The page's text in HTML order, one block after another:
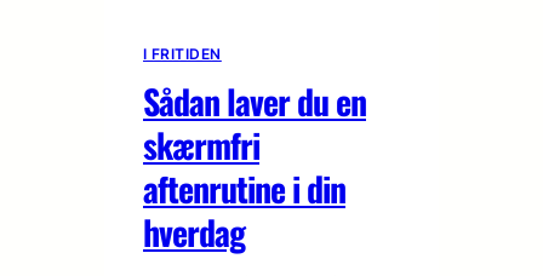
I FRITIDEN
Sådan laver du en
skærmfri
aftenrutine i din
hverdag